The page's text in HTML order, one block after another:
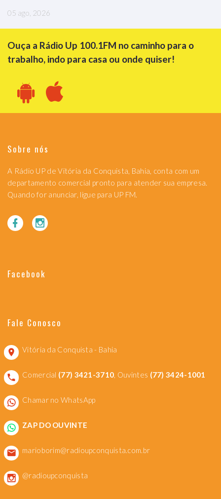
05 ago, 2026
Ouça a Rádio Up 100.1FM no caminho para o
trabalho, indo para casa ou onde quiser!
Sobre nós
A Rádio UP de Vitória da Conquista, Bahia, conta com um
departamento comercial pronto para atender sua empresa.
Quando for anunciar, ligue para UP FM.
Facebook
Fale Conosco
Vitória da Conquista - Bahia
Comercial (77) 3421-3710 , Ouvintes (77) 3424-1001
Chamar no WhatsApp
ZAP DO OUVINTE
marioborim@radioupconquista.com.br
@radioupconquista